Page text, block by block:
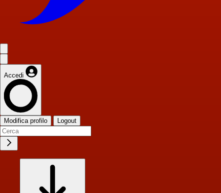
Accedi
Modifica profilo Logout